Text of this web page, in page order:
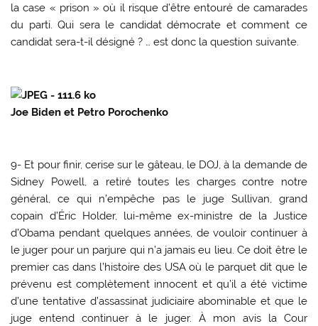
la case « prison » où il risque d’être entouré de camarades
du parti. Qui sera le candidat démocrate et comment ce
candidat sera-t-il désigné ? … est donc la question suivante.
Joe Biden et Petro Porochenko
9- Et pour finir, cerise sur le gâteau, le DOJ, à la demande de
Sidney Powell, a retiré toutes les charges contre notre
général, ce qui n’empêche pas le juge Sullivan, grand
copain d’Éric Holder, lui-même ex-ministre de la Justice
d’Obama pendant quelques années, de vouloir continuer à
le juger pour un parjure qui n’a jamais eu lieu. Ce doit être le
premier cas dans l’histoire des USA où le parquet dit que le
prévenu est complètement innocent et qu’il a été victime
d’une tentative d’assassinat judiciaire abominable et que le
juge entend continuer à le juger. À mon avis la Cour